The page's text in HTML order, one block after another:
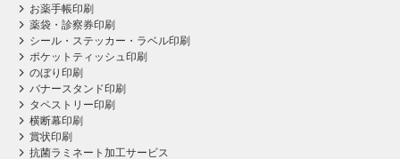
お薬手帳印刷
薬袋・診察券印刷
シール・ステッカー・ラベル印刷
ポケットティッシュ印刷
のぼり印刷
バナースタンド印刷
タペストリー印刷
横断幕印刷
賞状印刷
抗菌ラミネート加工サービス